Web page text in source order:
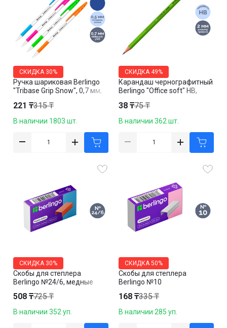
Ручка шариковая Berlingo
"Tribase Grip Snow", 0,7 мм,
за штуку
СКИДКА 30%
221 ₸315 ₸
В наличии 1803 шт.
Карандаш чернографитный
Berlingo "Office soft" HB,
ластика, цена за штуку
СКИДКА 49%
38 ₸75 ₸
В наличии 362 шт.
Скобы для степлера
Berlingo №24/6, медные
СКИДКА 30%
508 ₸725 ₸
В наличии 352 уп.
Скобы для степлера
Berlingo №10
СКИДКА 50%
168 ₸335 ₸
В наличии 285 уп.